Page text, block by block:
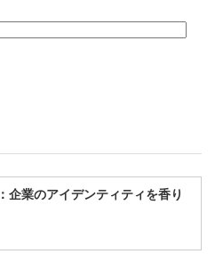
企業のアイデンティティを香り